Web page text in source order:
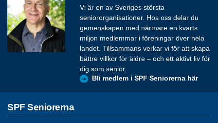
Vi är en av Sveriges största
seniororganisationer. Hos oss delar du
gemenskapen med närmare en kvarts
miljon medlemmar i föreningar över hela
landet. Tillsammans verkar vi för att skapa
bättre villkor för äldre – och ett aktivt liv för
dig som senior.
Bli medlem i SPF Seniorerna här
SPF Seniorerna